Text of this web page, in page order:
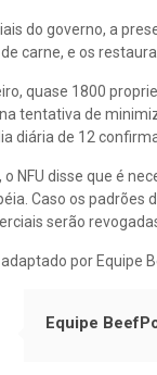
do governo, a
carne, e os
quase 1800
tentativa de
diária de 12
o NFU disse que é
Caso os
serão
por Equipe
Equipe